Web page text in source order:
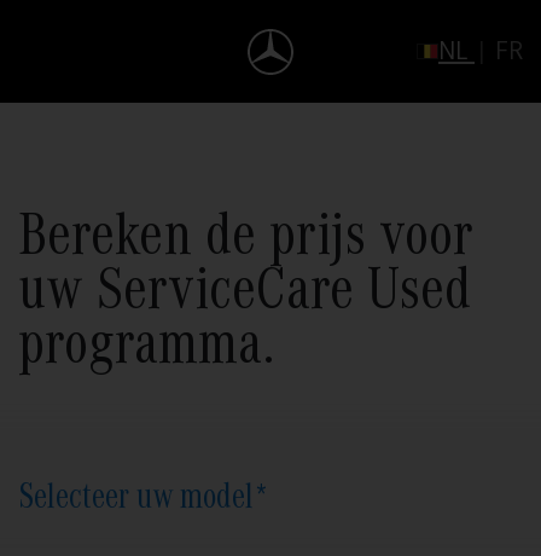
NL FR
Bereken de prijs voor
uw ServiceCare Used
programma.
Selecteer uw model*